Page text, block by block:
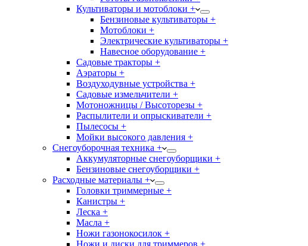
Культиваторы и мотоблоки +
Бензиновые культиваторы +
Мотоблоки +
Электрические культиваторы +
Навесное оборудование +
Садовые тракторы +
Аэраторы +
Воздуходувные устройства +
Садовые измельчители +
Мотоножницы / Высоторезы +
Распылители и опрыскиватели +
Пылесосы +
Мойки высокого давления +
Снегоуборочная техника +
Аккумуляторные снегоуборщики +
Бензиновые снегоуборщики +
Расходные материалы +
Головки триммерные +
Канистры +
Леска +
Масла +
Ножи газонокосилок +
Ножи и диски для триммеров +